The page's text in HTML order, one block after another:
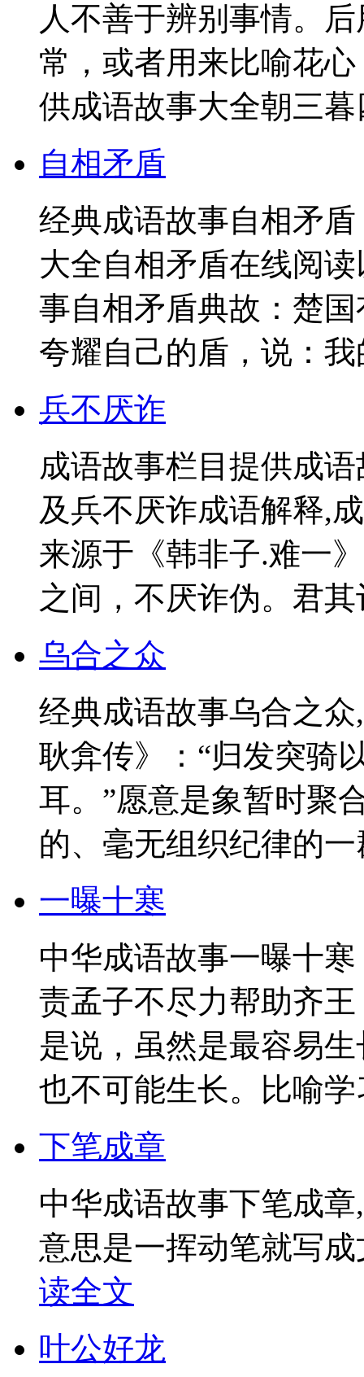
人不善于辨别事情。
常，或者用来比喻花
供成语故事大全朝三
自相矛盾
经典成语故事自相矛
大全自相矛盾在线阅
事自相矛盾典故：楚
夸耀自己的盾，说：
兵不厌诈
成语故事栏目提供成
及兵不厌诈成语解释,
来源于《韩非子.难一
之间，不厌诈伪。君
乌合之众
经典成语故事乌合之
耿弇传》：“归发突骑
耳。”愿意是象暂时聚
的、毫无组织纪律的
一曝十寒
中华成语故事一曝十
责孟子不尽力帮助齐
是说，虽然是最容易
也不可能生长。比喻
下笔成章
中华成语故事下笔成
意思是一挥动笔就写
读全文
叶公好龙